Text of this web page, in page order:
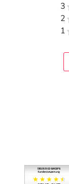
3
2
1